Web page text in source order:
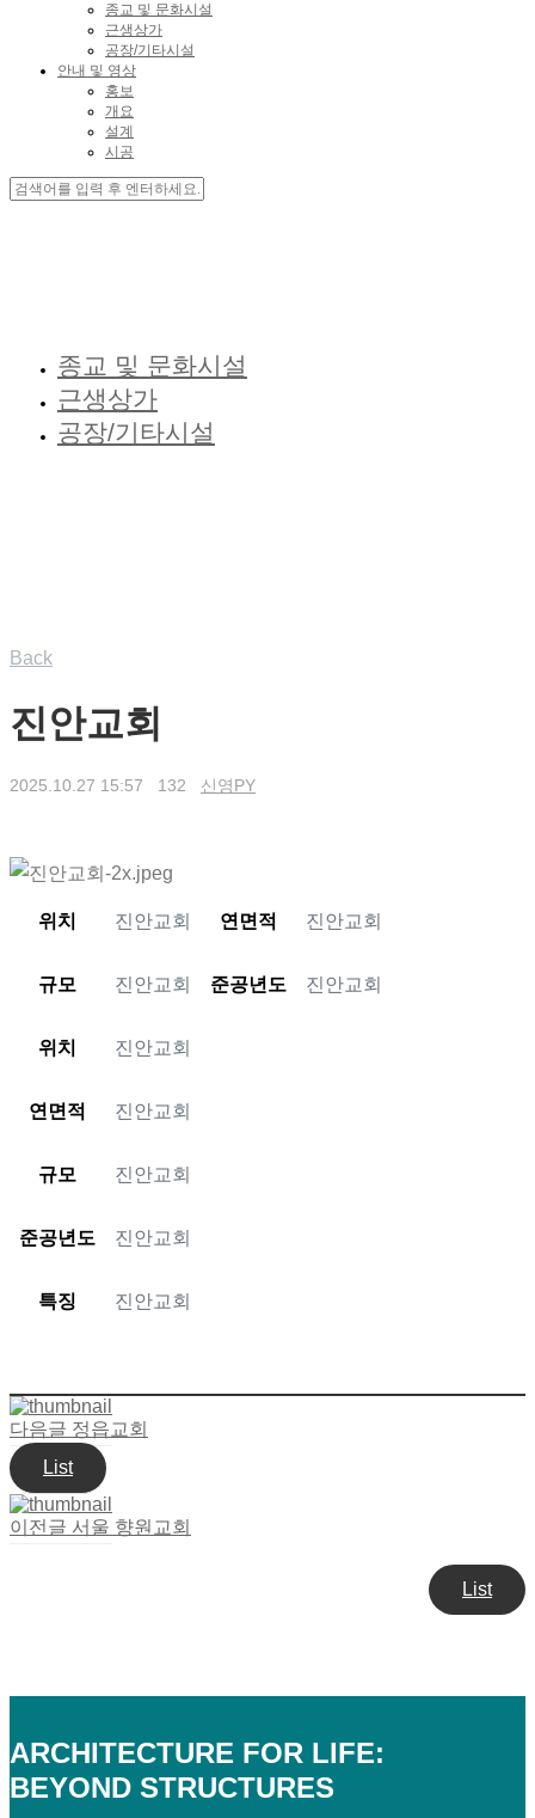
종교 및 문화시설
근생상가
공장/기타시설
안내 및 영상
홍보
개요
설계
시공
종교 및 문화시설
근생상가
공장/기타시설
Back
진안교회
2025.10.27 15:57 132 신영PY
위치 진안교회 연면적 진안교회
규모 진안교회 준공년도 진안교회
위치 진안교회
연면적 진안교회
규모 진안교회
준공년도 진안교회
특징 진안교회
다음글 정읍교회
List
이전글 서울 향원교회
List
ARCHITECTURE FOR LIFE:
BEYOND STRUCTURES